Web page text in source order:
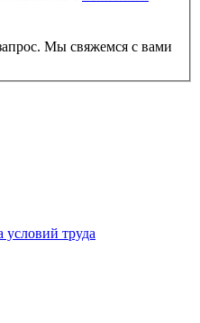
Мы свяжемся с вами
условий труда